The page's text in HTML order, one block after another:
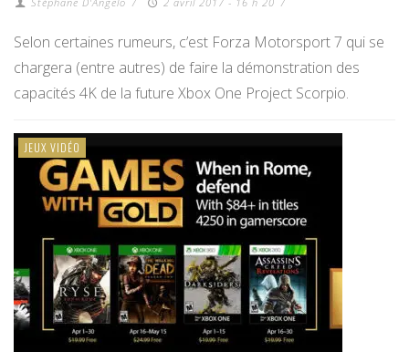
Selon certaines rumeurs, c’est Forza Motorsport 7 qui se
chargera (entre autres) de faire la démonstration des
capacités 4K de la future Xbox One Project Scorpio.
JEUX VIDÉO